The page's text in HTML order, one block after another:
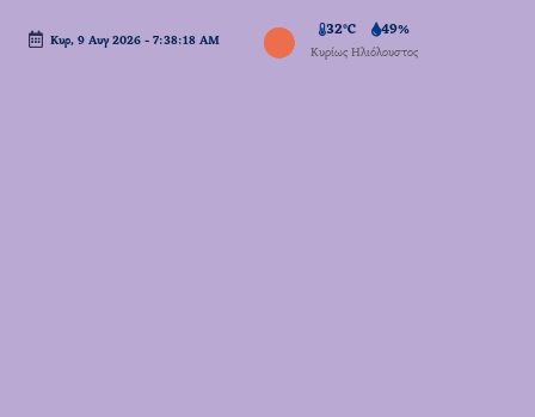
Μετάβαση
Κυρ, 9 Αυγ 2026- 7:38:19 AM
32°C 49%
Κυρίως Ηλιόλουστος